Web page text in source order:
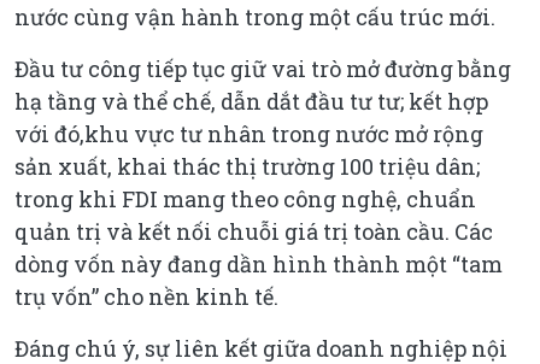
nước cùng vận hành trong một cấu trúc mới.
Đầu tư công tiếp tục giữ vai trò mở đường bằng
hạ tầng và thể chế, dẫn dắt đầu tư tư; kết hợp
với đó,khu vực tư nhân trong nước mở rộng
sản xuất, khai thác thị trường 100 triệu dân;
trong khi FDI mang theo công nghệ, chuẩn
quản trị và kết nối chuỗi giá trị toàn cầu. Các
dòng vốn này đang dần hình thành một “tam
trụ vốn” cho nền kinh tế.
Đáng chú ý, sự liên kết giữa doanh nghiệp nội